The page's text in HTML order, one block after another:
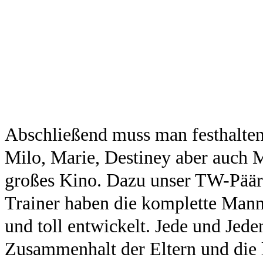
Abschließend muss man
Milo, Marie, Destiney aber auch
großes Kino. Dazu unser TW-
Trainer haben die komplette
und toll entwickelt. Jede und
Zusammenhalt der Eltern und